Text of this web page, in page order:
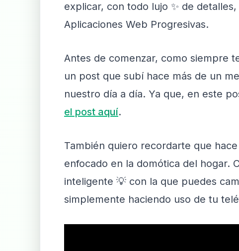
explicar, con todo lujo ✨ de
Aplicaciones Web Progresivas.
Antes de comenzar, como siempre
un post que subí hace más de un
nuestro día a día. Ya que, en este
el post aquí.
También quiero recordarte que
enfocado en la domótica del hogar.
inteligente 💡 con la que puedes
simplemente haciendo uso de tu